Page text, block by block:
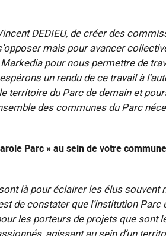
DEDIEU, de créer des
mais pour avancer
pour nous permettre de
un rendu de ce travail à
territoire du Parc de demain et
des communes du Parc
Parc » au sein de votre
là pour éclairer les élus souvent
de constater que l’institution Parc
les porteurs de projets que sont